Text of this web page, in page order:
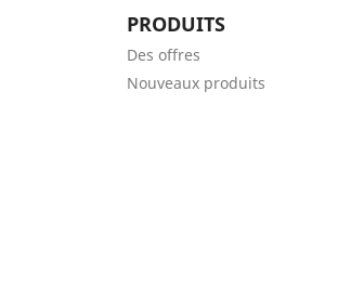
PRODUITS
Des offres
Nouveaux produits